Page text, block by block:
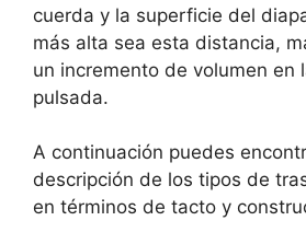
cuerda y la superficie del
más alta sea esta distancia,
un incremento de volumen en
pulsada.
A continuación puedes
descripción de los tipos de
en términos de tacto y